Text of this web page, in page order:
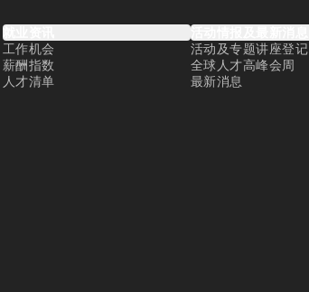
就业资讯
工作机会
薪酬指数
人才清单
活动情报及最新消息
活动及专题讲座登记
全球人才高峰会周
最新消息